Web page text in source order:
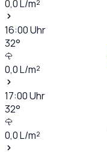
0,0L/m²
16:00Uhr
32°
0,0L/m²
17:00Uhr
32°
0,0L/m²